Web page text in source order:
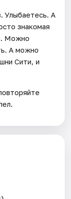
Улыбаетесь. А
знакомая
Можно
А можно
Сити, и